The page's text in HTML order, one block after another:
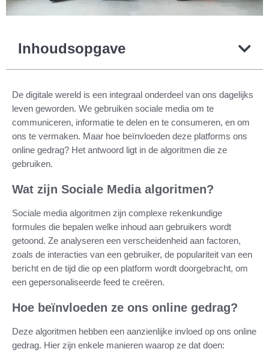
Inhoudsopgave
De digitale wereld is een integraal onderdeel van ons dagelijks
leven geworden. We gebruiken sociale media om te
communiceren, informatie te delen en te consumeren, en om
ons te vermaken. Maar hoe beïnvloeden deze platforms ons
online gedrag? Het antwoord ligt in de algoritmen die ze
gebruiken.
Wat zijn Sociale Media algoritmen?
Sociale media algoritmen zijn complexe rekenkundige
formules die bepalen welke inhoud aan gebruikers wordt
getoond. Ze analyseren een verscheidenheid aan factoren,
zoals de interacties van een gebruiker, de populariteit van een
bericht en de tijd die op een platform wordt doorgebracht, om
een gepersonaliseerde feed te creëren.
Hoe beïnvloeden ze ons online gedrag?
Deze algoritmen hebben een aanzienlijke invloed op ons online
gedrag. Hier zijn enkele manieren waarop ze dat doen: